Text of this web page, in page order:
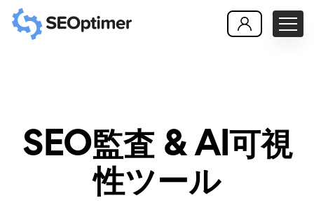
SEO監査 & AI可視
性ツール